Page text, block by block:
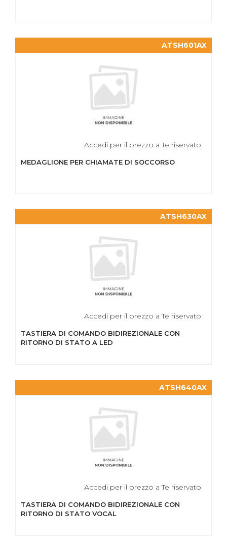
ATSH601AX
Accedi per il prezzo a Te riservato
MEDAGLIONE PER CHIAMATE DI SOCCORSO
ATSH630AX
Accedi per il prezzo a Te riservato
TASTIERA DI COMANDO BIDIREZIONALE CON
RITORNO DI STATO A LED
ATSH640AX
Accedi per il prezzo a Te riservato
TASTIERA DI COMANDO BIDIREZIONALE CON
RITORNO DI STATO VOCAL